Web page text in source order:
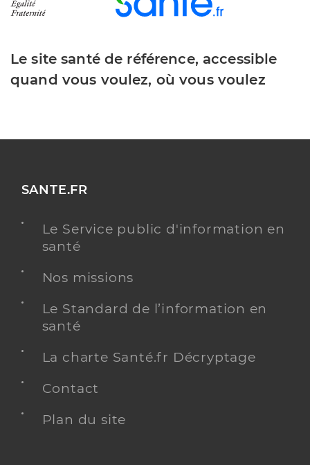
Le site santé de référence, accessible
quand vous voulez, où vous voulez
SANTE.FR
Le Service public d'information en
santé
Nos missions
Le Standard de l’information en
santé
La charte Santé.fr Décryptage
Contact
Plan du site